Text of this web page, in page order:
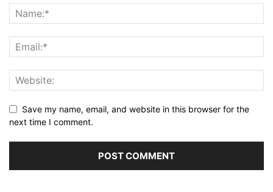
Save my name, email, and website in this browser for the
next time I comment.